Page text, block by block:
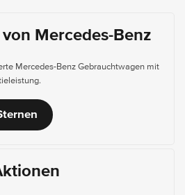
Mercedes-Benz
Mercedes-Benz Gebrauchtwagen mit